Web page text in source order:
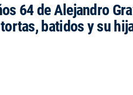
64 de Alejandro
batidos y su